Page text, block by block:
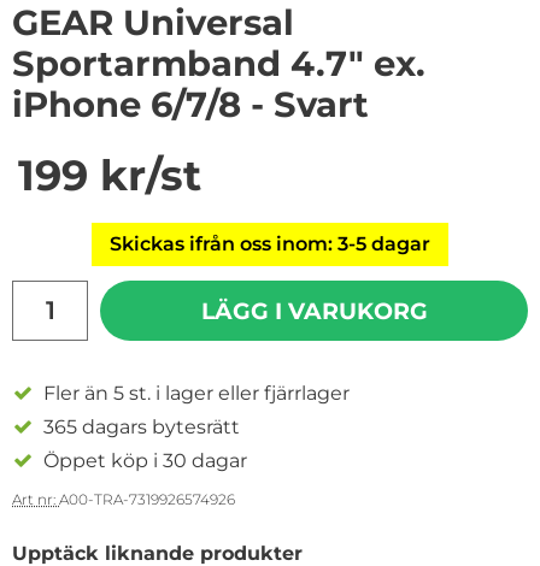
GEAR Universal
Sportarmband 4.7" ex.
iPhone 6/7/8 - Svart
pris
199 kr/st
Skickas ifrån oss inom: 3-5 dagar
LÄGG I VARUKORG
Fler än 5 st. i lager eller fjärrlager
365 dagars bytesrätt
Öppet köp i 30 dagar
Art nr: A00-TRA-7319926574926
Upptäck liknande produkter